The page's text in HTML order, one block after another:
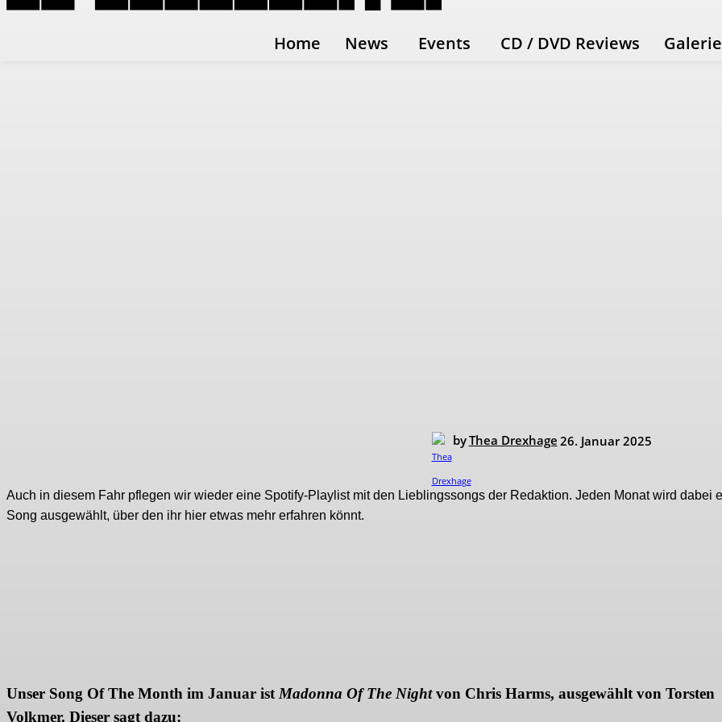
Home News Events CD / DVD Reviews Galerie
byThea Drexhage 26. Januar 2025
Auch in diesem Fahr pflegen wir wieder eine Spotify-Playlist mit den Lieblingssongs der Redaktion. Jeden Monat wird dabei
Song ausgewählt, über den ihr hier etwas mehr erfahren könnt.
Unser Song Of The Month im Januar ist Madonna Of The Nightvon Chris Harms, ausgewählt von Torsten
Volkmer. Dieser sagt dazu: